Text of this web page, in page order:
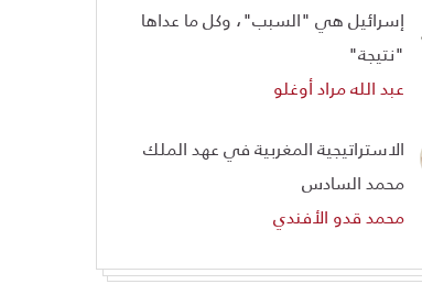
إسرائيل هي "السبب"، وكل ما عداها
"نتيجة"
عبد الله مراد أوغلو
الاستراتيجية المغربية في عهد الملك
محمد السادس
محمد قدو الأفندي